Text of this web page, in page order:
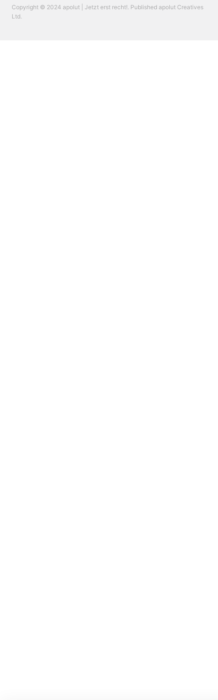
Copyright © 2024 apolut | Jetzt erst recht!. Published apolut Creatives
Ltd.